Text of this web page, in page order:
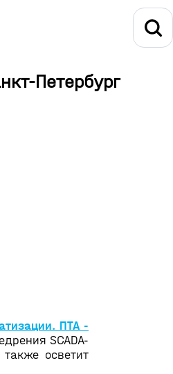
Петербург
ПТА -
SCADA-
осветит